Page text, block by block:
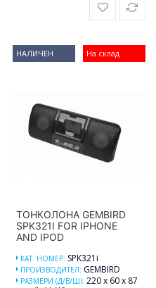
На склад
НАЛИЧЕН
ТОНКОЛОНА GEMBIRD
SPK321I FOR IPHONE
AND IPOD
КАТ. НОМЕР: SPK321i
ПРОИЗВОДИТЕЛ: GEMBIRD
РАЗМЕРИ (Д/В/Ш): 220 x 60 x 87